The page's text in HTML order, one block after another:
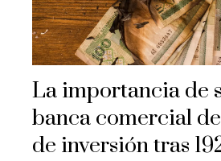
La importancia de
banca comercial
de inversión tras